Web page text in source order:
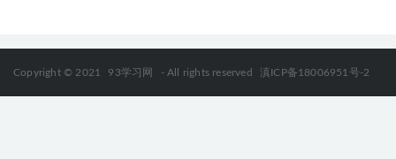
Copyright © 2021 93学习网 - All rights reserved 滇ICP备18006951号-2